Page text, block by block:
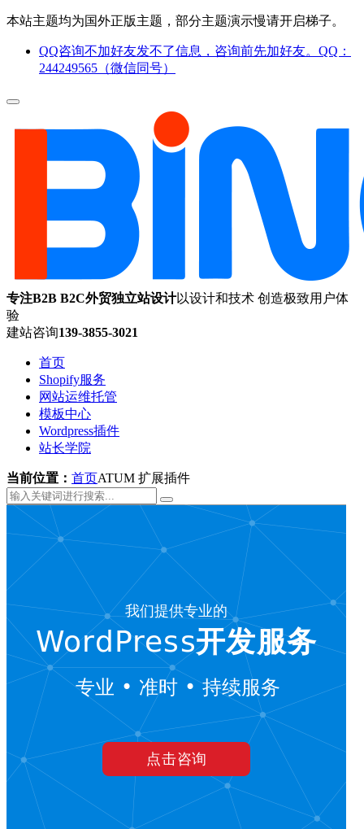
本站主题均为国外正版主题，部分主题演示慢请开启梯子。
QQ咨询不加好友发不了信息，咨询前先加好友。QQ：
244249565（微信同号）
专注B2B B2C外贸独立站设计以设计和技术 创造极致用户体
验
建站咨询139-3855-3021
首页
Shopify服务
网站运维托管
模板中心
Wordpress插件
站长学院
当前位置： 首页ATUM 扩展插件